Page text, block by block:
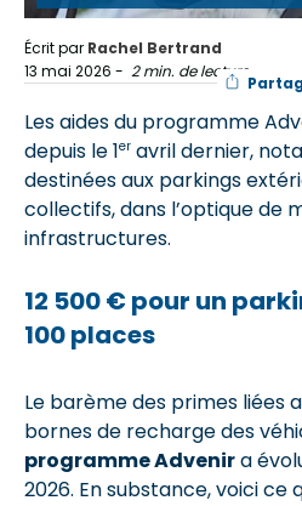
Écrit par Rachel Bertrand
13 mai 2026 - 2 min. de lecture
Les aides du programme
depuis le 1er avril dernier,
destinées aux parkings
collectifs, dans l’optique de
infrastructures.
12 500 € pour un
100 places
Le barème des primes liées
bornes de recharge des
programme Advenira
2026. En substance, voici ce